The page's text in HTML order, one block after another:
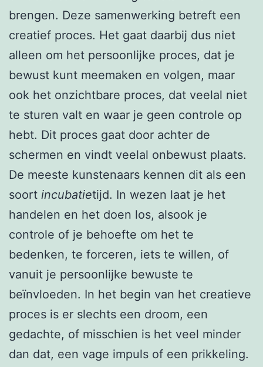
brengen. Deze samenwerking betreft een
creatief proces. Het gaat daarbij dus niet
alleen om het persoonlijke proces, dat je
bewust kunt meemaken en volgen, maar
ook het onzichtbare proces, dat veelal niet
te sturen valt en waar je geen controle op
hebt. Dit proces gaat door achter de
schermen en vindt veelal onbewust plaats.
De meeste kunstenaars kennen dit als een
soort incubatietijd. In wezen laat je het
handelen en het doen los, alsook je
controle of je behoefte om het te
bedenken, te forceren, iets te willen, of
vanuit je persoonlijke bewuste te
beïnvloeden. In het begin van het creatieve
proces is er slechts een droom, een
gedachte, of misschien is het veel minder
dan dat, een vage impuls of een prikkeling.